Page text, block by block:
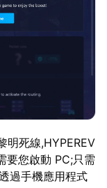
死線,HYPEREV
您啟動 PC;只需
過手機應用程式